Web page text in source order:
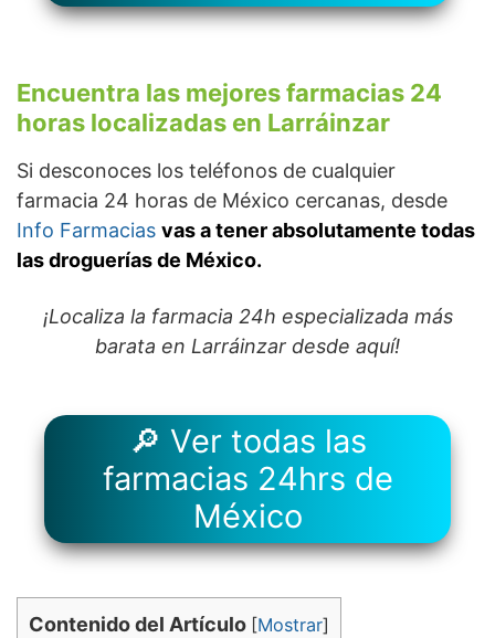
Encuentra las mejores farmacias 24
horas localizadas en Larráinzar
Si desconoces los teléfonos de cualquier
farmacia 24 horas de México cercanas, desde
Info Farmacias vas a tener absolutamente todas
las droguerías de México.
¡Localiza la farmacia 24h especializada más
barata en Larráinzar desde aquí!
🔎 Ver todas las
farmacias 24hrs de
México
Contenido del Artículo [Mostrar]